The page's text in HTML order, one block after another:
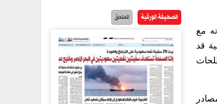
مع
قد
الصحيفة الورقية الملحق